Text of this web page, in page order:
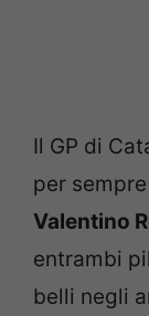
Il GP di
per
Valentino
entrambi
belli negli